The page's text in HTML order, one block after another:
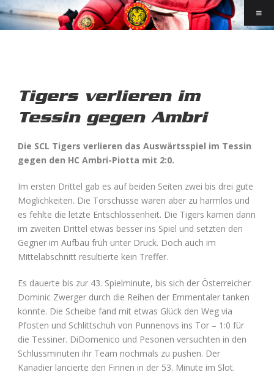
Tigers verlieren im
Tessin gegen Ambri
Die SCL Tigers verlieren das Auswärtsspiel im Tessin
gegen den HC Ambri-Piotta mit 2:0.
Im ersten Drittel gab es auf beiden Seiten zwei bis drei gute
Möglichkeiten. Die Torschüsse waren aber zu harmlos und
es fehlte die letzte Entschlossenheit. Die Tigers kamen dann
im zweiten Drittel etwas besser ins Spiel und setzten den
Gegner im Aufbau früh unter Druck. Doch auch im
Mittelabschnitt resultierte kein Treffer.
Es dauerte bis zur 43. Spielminute, bis sich der Österreicher
Dominic Zwerger durch die Reihen der Emmentaler tanken
konnte. Die Scheibe fand mit etwas Glück den Weg via
Pfosten und Schlittschuh von Punnenovs ins Tor – 1:0 für
die Tessiner. DiDomenico und Pesonen versuchten in den
Schlussminuten ihr Team nochmals zu pushen. Der
Kanadier lancierte den Finnen in der 53. Minute im Slot.